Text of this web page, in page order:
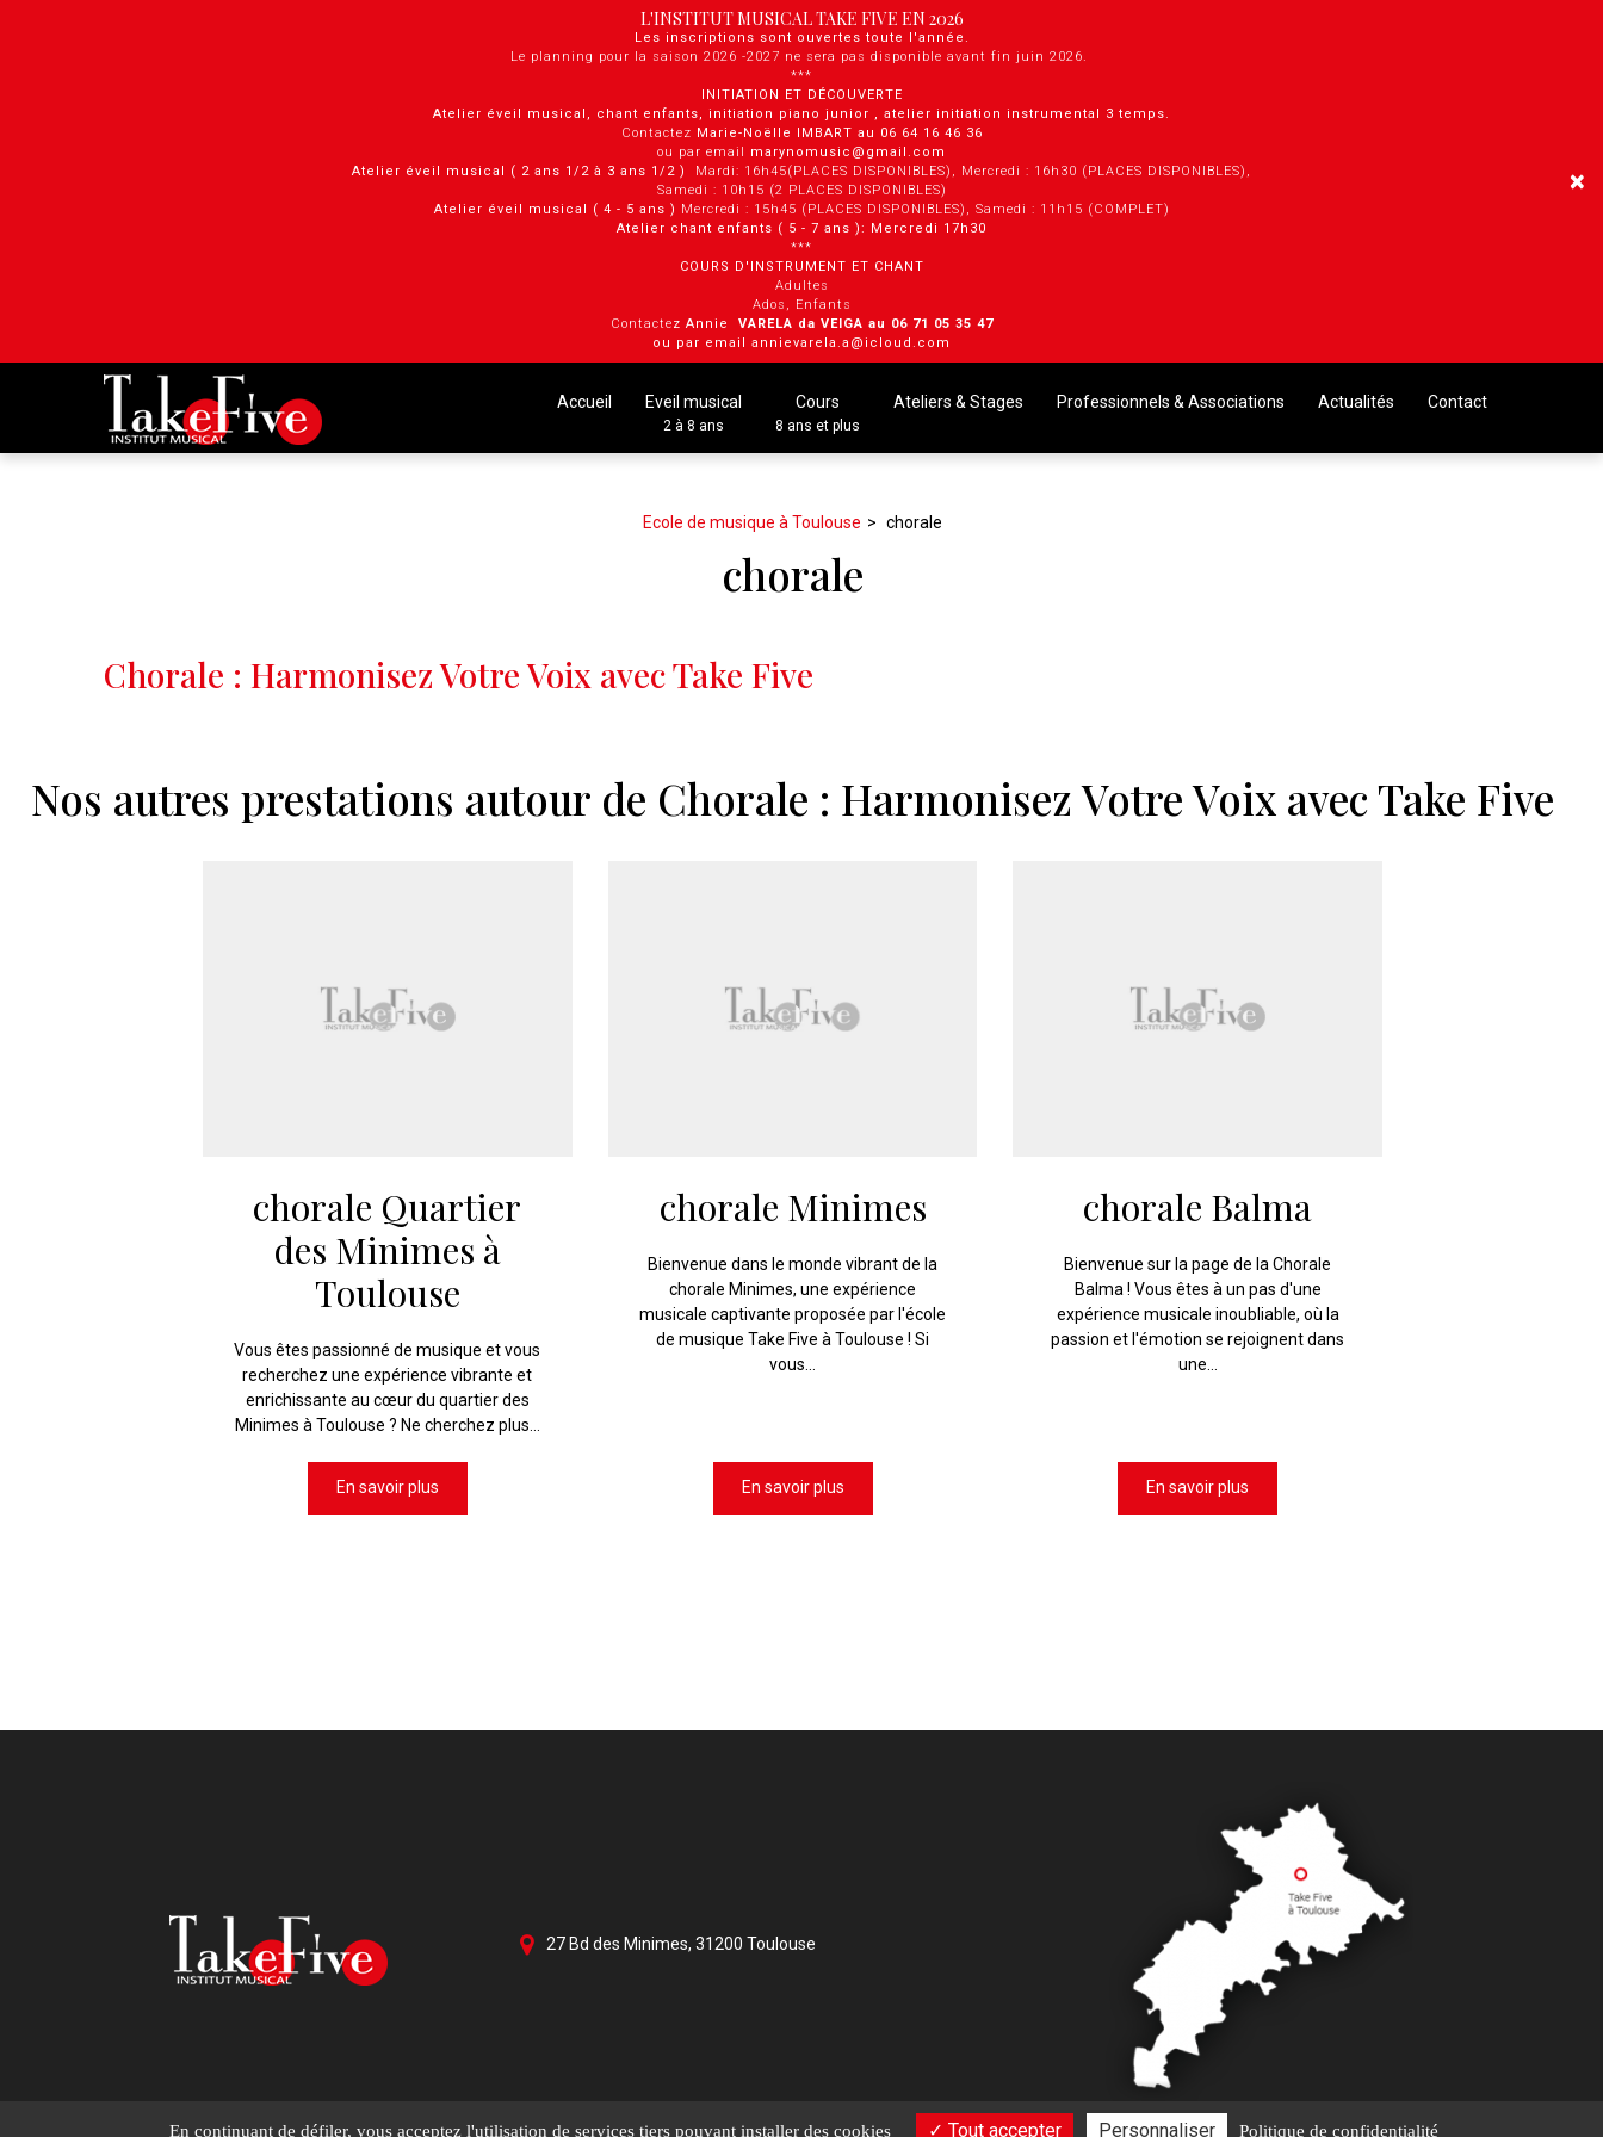
L'INSTITUT MUSICAL TAKE FIVE EN 2026
Les inscriptions sont ouvertes toute l'année.
Le planning pour la saison 2026 -2027 ne sera pas disponible avant fin juin 2026.
***
INITIATION ET DÉCOUVERTE
Atelier éveil musical, chant enfants, initiation piano junior , atelier initiation instrumental 3 temps.
Contactez Marie-Noëlle IMBART au 06 64 16 46 36
ou par email marynomusic@gmail.com
Atelier éveil musical ( 2 ans 1/2 à 3 ans 1/2 ) Mardi: 16h45(PLACES DISPONIBLES), Mercredi : 16h30 (PLACES DISPONIBLES),
Samedi : 10h15 (2 PLACES DISPONIBLES)
Atelier éveil musical ( 4 - 5 ans ) Mercredi : 15h45 (PLACES DISPONIBLES), Samedi : 11h15 (COMPLET)
Atelier chant enfants ( 5 - 7 ans ): Mercredi 17h30
***
COURS D'INSTRUMENT ET CHANT
Adultes
Ados, Enfants
Contactez Annie VARELA da VEIGA au 0 6 71 05 35 47
ou par email annievarela.a@icloud.com
×
Accueil Eveil musical
2 à 8 ans
Cours
8 ans et plus
Ateliers & Stages Professionnels & Associations Actualités Contact
Ecole de musique à Toulouse chorale
chorale
Chorale : Harmonisez Votre Voix avec Take Five
Nos autres prestations autour de Chorale : Harmonisez Votre Voix avec Take Five
chorale Quartier
des Minimes à
Toulouse
Vous êtes passionné de musique et vous
recherchez une expérience vibrante et
enrichissante au cœur du quartier des
Minimes à Toulouse ? Ne cherchez plus...
En savoir plus
chorale Minimes
Bienvenue dans le monde vibrant de la
chorale Minimes, une expérience
musicale captivante proposée par l'école
de musique Take Five à Toulouse ! Si
vous...
En savoir plus
chorale Balma
Bienvenue sur la page de la Chorale
Balma ! Vous êtes à un pas d'une
expérience musicale inoubliable, où la
passion et l'émotion se rejoignent dans
une...
En savoir plus
27 Bd des Minimes, 31200 Toulouse
En continuant de défiler, vous acceptez l'utilisation de services tiers pouvant installer des cookies Tout accepter Personnaliser Politique de confidentialité